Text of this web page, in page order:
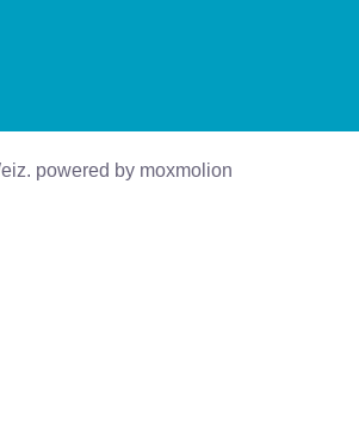
powered by moxmolion